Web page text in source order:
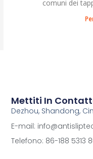
comuni dei
Mettiti In
Dezhou, Shandong,
E-mail:
Telefono: 86-188 5313